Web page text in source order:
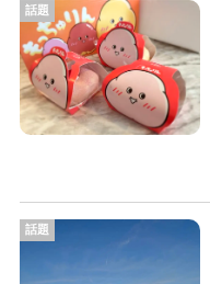
話題
話題